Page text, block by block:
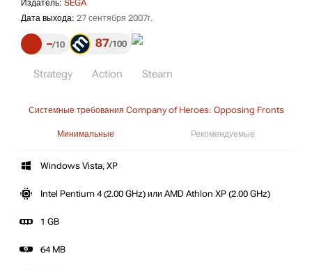
Издатель: SEGA
Дата выхода: 27 сентября 2007г.
– 10 87 100
Strategy Action Steam
Системные требования Company of Heroes: Opposing Fronts
Минимальные Рекомендуемые
Windows Vista, XP
Intel Pentium 4 (2.00 GHz) или AMD Athlon XP (2.00 GHz)
1 GB
64 MB